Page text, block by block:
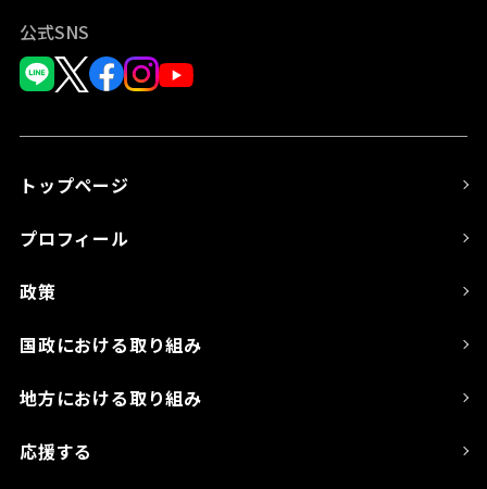
公式SNS
トップページ
プロフィール
政策
国政における取り組み
地方における取り組み
応援する